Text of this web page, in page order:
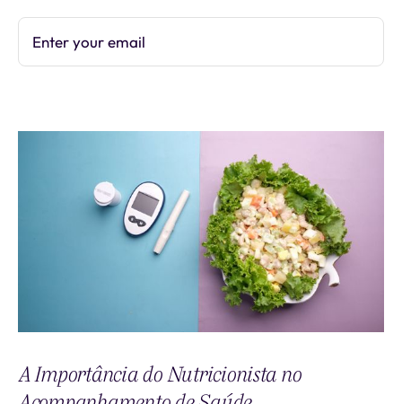
Enter your email
A Importância do Nutricionista no